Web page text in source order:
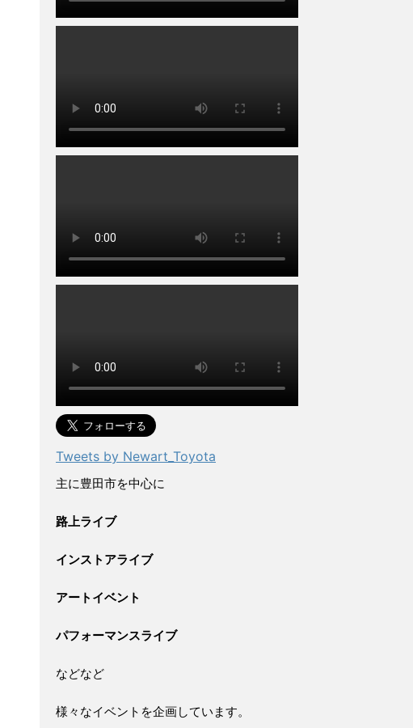
Tweets by Newart_Toyota
主に豊田市を中心に
路上ライブ
インストアライブ
アートイベント
パフォーマンスライブ
などなど
様々なイベントを企画しています。